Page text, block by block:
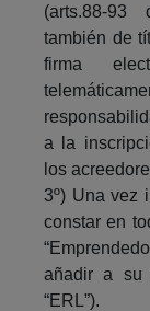
(arts.88-93
también de
firma
a la
los
3º) Una vez
constar en
añadir a su
“ERL”).